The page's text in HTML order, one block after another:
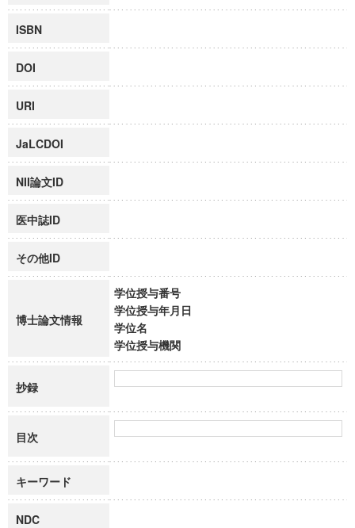
ISBN
DOI
URI
JaLCDOI
NII論文ID
医中誌ID
その他ID
博士論文情報
学位授与番号
学位授与年月日
学位名
学位授与機関
抄録
目次
キーワード
NDC